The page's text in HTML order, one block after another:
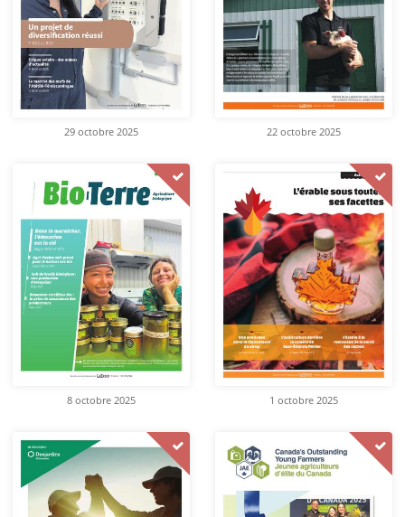
29 octobre 2025 22 octobre 2025
8 octobre 2025 1 octobre 2025